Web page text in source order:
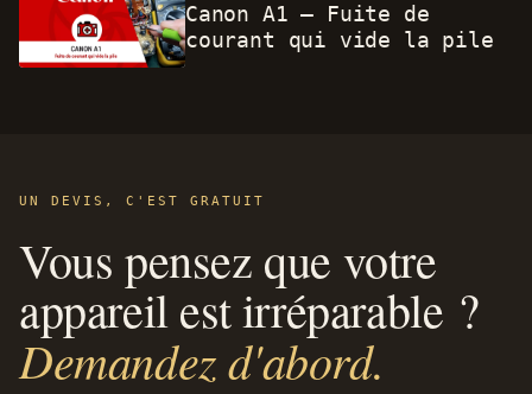
Canon A1 – Fuite de
courant qui vide la pile
UN DEVIS, C'EST GRATUIT
Vous pensez que votre
appareil est irréparable ?
Demandez d'abord.